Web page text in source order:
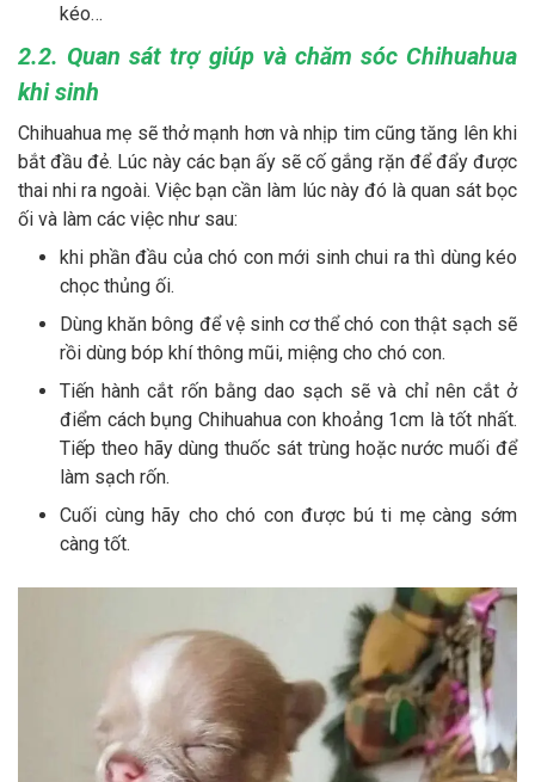
kéo…
2.2. Quan sát trợ giúp và chăm sóc Chihuahua
khi sinh
Chihuahua mẹ sẽ thở mạnh hơn và nhịp tim cũng tăng lên khi
bắt đầu đẻ. Lúc này các bạn ấy sẽ cố gắng rặn để đẩy được
thai nhi ra ngoài. Việc bạn cần làm lúc này đó là quan sát bọc
ối và làm các việc như sau:
khi phần đầu của chó con mới sinh chui ra thì dùng kéo
chọc thủng ối.
Dùng khăn bông để vệ sinh cơ thể chó con thật sạch sẽ
rồi dùng bóp khí thông mũi, miệng cho chó con.
Tiến hành cắt rốn bằng dao sạch sẽ và chỉ nên cắt ở
điểm cách bụng Chihuahua con khoảng 1cm là tốt nhất.
Tiếp theo hãy dùng thuốc sát trùng hoặc nước muối để
làm sạch rốn.
Cuối cùng hãy cho chó con được bú ti mẹ càng sớm
càng tốt.